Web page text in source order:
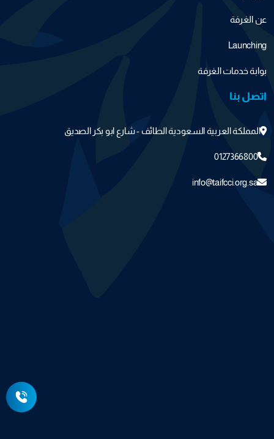
عن الغرفة
Launching
بوابة خدمات الغرفة
اتصل بنا
المملكة العربية السعودية الطائف - شارع ابو بكر الصديق
0127366800
info@taifcci.org.sa